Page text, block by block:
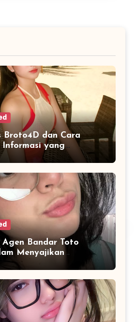
Broto4D dan Cara
Informasi yang
Agen Bandar Toto
Menyajikan
Secara Konsisten